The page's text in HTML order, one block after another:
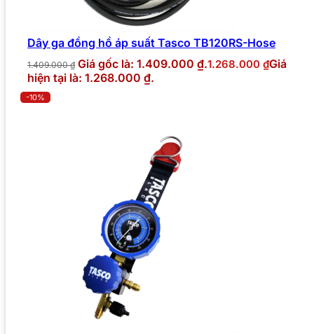
Dây ga đồng hồ áp suất Tasco TB120RS-Hose
1.409.000₫ Giá gốc là: 1.409.000 ₫.1.268.000 ₫Giá
hiện tại là: 1.268.000 ₫.
-10%